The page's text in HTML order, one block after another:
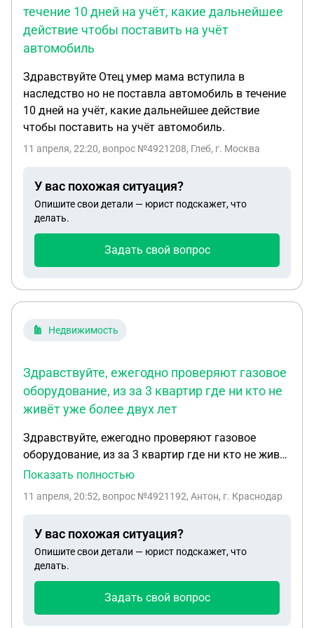
течение 10 дней на учёт, какие дальнейшее
действие чтобы поставить на учёт
автомобиль
Здравствуйте Отец умер мама вступила в
наследство но не поставла автомобиль в течение
10 дней на учёт, какие дальнейшее действие
чтобы поставить на учёт автомобиль.
11 апреля, 22:20, вопрос №4921208, Глеб, г. Москва
У вас похожая ситуация?
Опишите свои детали — юрист подскажет, что
делать.
Задать свой вопрос
Недвижимость
Здравствуйте, ежегодно проверяют газовое
оборудование, из за 3 квартир где ни кто не
живёт уже более двух лет
Здравствуйте, ежегодно проверяют газовое
оборудование, из за 3 квартир где ни кто не живёт
уже более двух лет отключили газ, это законно и
семьи с детьми, не помыться не кушать
Показать полностью
11 апреля, 20:52, вопрос №4921192, Антон, г. Краснодар
У вас похожая ситуация?
Опишите свои детали — юрист подскажет, что
делать.
Задать свой вопрос